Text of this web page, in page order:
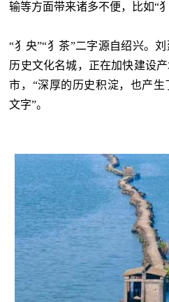
输等方面带来诸多不便，比如“
“犭央”“犭茶”二字源自绍兴。
历史文化名城，正在加快建设
市，“深厚的历史积淀，也产
文字”。